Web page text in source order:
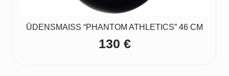
ŪDENSMAISS “PHANTOM ATHLETICS” 46 CM
130 €